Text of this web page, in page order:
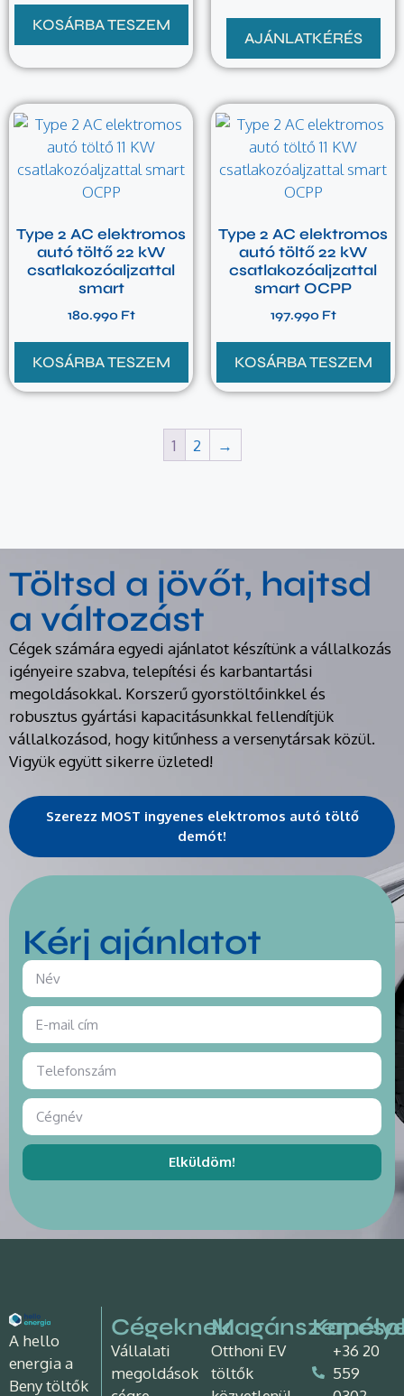
KOSÁRBA TESZEM
AJÁNLATKÉRÉS
Type 2 AC elektromos
autó töltő 22 kW
csatlakozóaljzattal
smart
180.990 Ft
KOSÁRBA TESZEM
Type 2 AC elektromos
autó töltő 22 kW
csatlakozóaljzattal
smart OCPP
197.990 Ft
KOSÁRBA TESZEM
1 2 →
Töltsd a jövőt, hajtsd
a változást
Cégek számára egyedi ajánlatot készítünk a vállalkozás
igényeire szabva, telepítési és karbantartási
megoldásokkal. Korszerű gyorstöltőinkkel és
robusztus gyártási kapacitásunkkal fellendítjük
vállalkozásod, hogy kitűnhess a versenytársak közül.
Vigyük együtt sikerre üzleted!
Szerezz MOST ingyenes elektromos autó töltő
demót!
Kérj ajánlatot
Elküldöm!
A hello
energia a
Beny töltők
Cégeknek
Vállalati
megoldások
Otthoni EV
töltők
+36 20
559